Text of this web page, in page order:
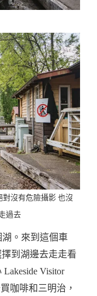
對沒有危險攝影 也沒
過去
湖。來到這個車
到湖邊去走走看
Visitor
咖啡和三明治，